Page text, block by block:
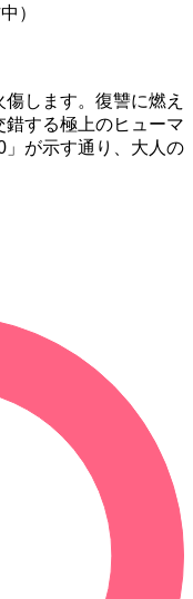
）
します。復讐に燃え
する極上のヒューマ
が示す通り、大人の